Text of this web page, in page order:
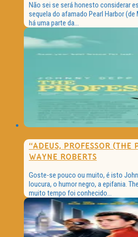
Não sei se será honesto considerar
sequela do afamado Pearl Harbor (de
há uma parte da...
“ADEUS, PROFESSOR (THE
WAYNE ROBERTS
Goste-se pouco ou muito, é isto
loucura, o humor negro, a epifania.
muito tempo foi conhecido...